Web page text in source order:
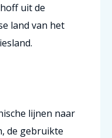
uit de
land van het
lijnen naar
de gebruikte